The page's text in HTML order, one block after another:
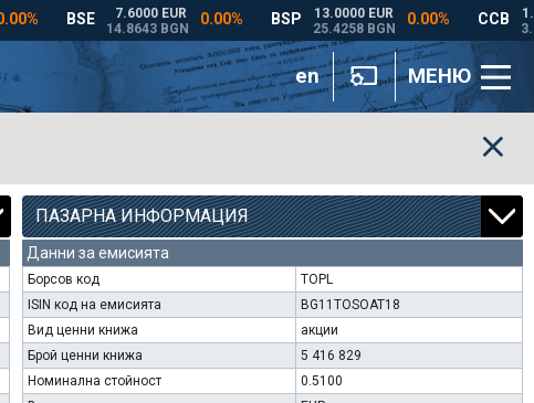
en МЕНЮ
ПАЗАРНА ИНФОРМАЦИЯ
Данни за емисията
Борсов код
TOPL
ISIN код на емисията
BG11TOSOAT18
Вид ценни книжа
акции
Брой ценни книжа
5 416 829
Номинална стойност
0.5100